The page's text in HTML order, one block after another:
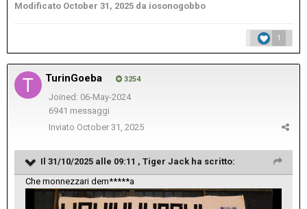
Modificato October 31, 2025 da iosonogobbo
1
TurinGoeba 3254
Joined: 06-May-2024
6941 messaggi
Inviato October 31, 2025
Il 31/10/2025 alle 09:11 , Tiger Jack ha scritto:
Che monnezzari dem*****a